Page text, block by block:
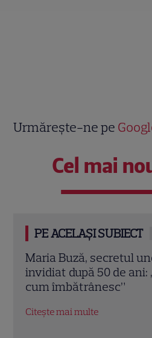
Urmărește-ne pe
Cel mai
PE ACELAȘI SUBIECT
Alina Pușcău, fosta
„Asia Express”, a făcut
dureroasă despre